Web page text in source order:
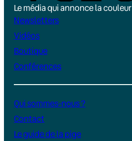
Le média qui annonce la couleur
Newsletters
Vidéos
Boutique
Conférences
Qui sommes-nous ?
Contact
Le guide de la pige